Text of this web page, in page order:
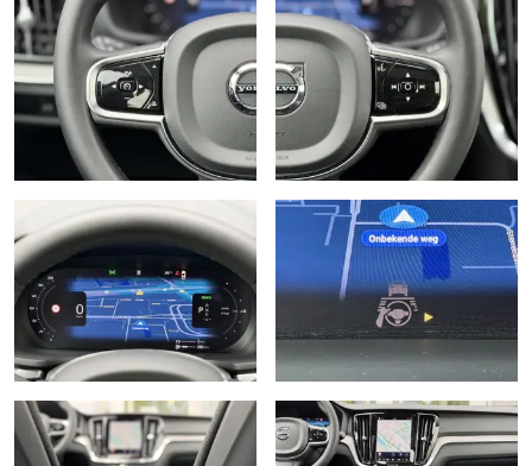
Sfeerverlichting
Spraakbediening
Start/stop systeem
Stuur kunstleder
Stuurwiel multifunctioneel
Stuurwiel verwarmd
Verkeersbord detectie
Vermoeidheids herkenning
Volledig digitaal instrumentenpaneel
WiFi voorbereiding
Zij airbag(s) voor